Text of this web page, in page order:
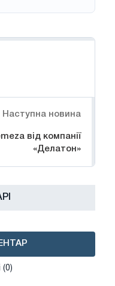
Наступна новина
від компанії
«Делатон»
(0)